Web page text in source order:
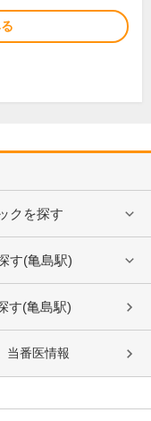
クを探す
す(亀島駅)
す(亀島駅)
当番医情報